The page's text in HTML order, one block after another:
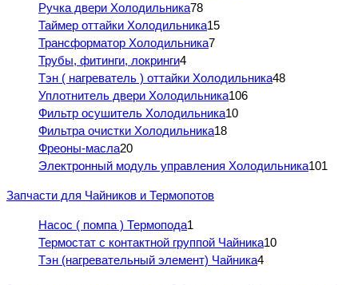
Ручка двери Холодильника78
Таймер оттайки Холодильника15
Трансформатор Холодильника7
Трубы, фитинги, локринги4
Тэн ( нагреватель ) оттайки Холодильника48
Уплотнитель двери Холодильника106
Фильтр осушитель Холодильника10
Фильтра очистки Холодильника18
Фреоны-масла20
Электронный модуль управления Холодильника101
Запчасти для Чайников и Термопотов
Насос ( помпа ) Термопода1
Термостат с контактной группой Чайника10
Тэн (нагревательный элемент) Чайника4